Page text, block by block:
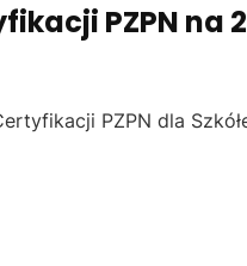
PZPN na
PZPN dla